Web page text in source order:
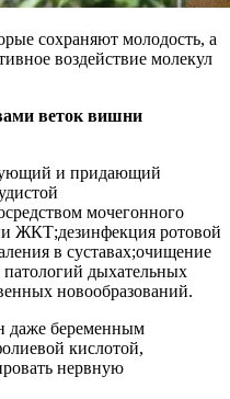
сохраняют молодость, а
воздействие молекул
веток вишни
и придающий
мочегонного
ЖКТ;дезинфекция ротовой
в суставах;очищение
дыхательных
новообразований.
даже беременным
кислотой,
нервную